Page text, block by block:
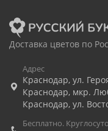
Доставка цветов по
Адрес
Краснодар, ул.
Краснодар, мкр.
Краснодар, ул.
Бесплатно.